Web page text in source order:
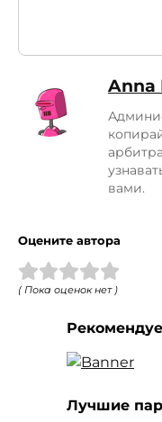
Anna
вами.
Оцените автора
( Пока оценок нет )
Лучшие